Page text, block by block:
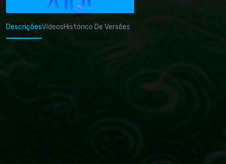
DescriçõesVídeosHistórico De Versões